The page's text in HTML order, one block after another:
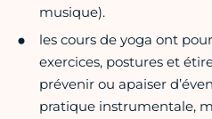
musique).
les cours de yoga ont
exercices, postures et
prévenir ou apaiser
pratique instrumentale,